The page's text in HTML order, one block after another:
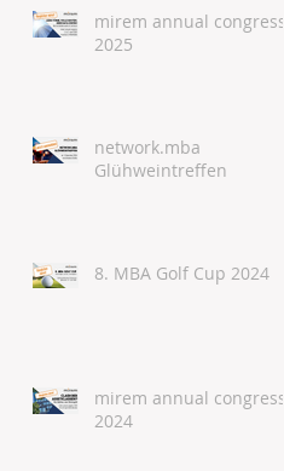
mirem annual congress
2025
network.mba
Glühweintreffen
8. MBA Golf Cup 2024
mirem annual congress
2024